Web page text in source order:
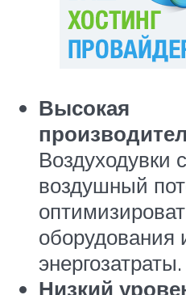
Высокая
воздушный
оборудования
энергозатраты.
Низкий